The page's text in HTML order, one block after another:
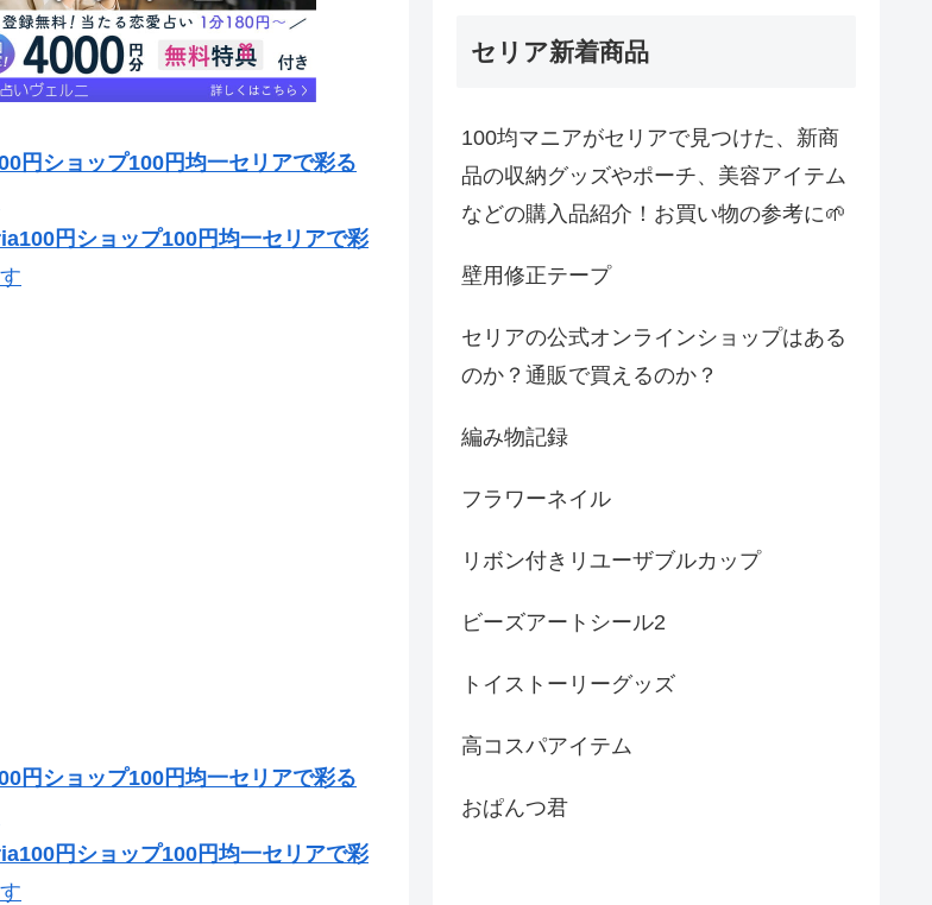
円ショップ100円均一セリアで彩る
円ショップ100円均一セリアで彩
円ショップ100円均一セリアで彩る
円ショップ100円均一セリアで彩
セリア新着商品
100均マニアがセリアで見つけた、新商
品の収納グッズやポーチ、美容アイテム
などの購入品紹介！お買い物の参考に🌱
壁用修正テープ
セリアの公式オンラインショップはある
のか？通販で買えるのか？
編み物記録
フラワーネイル
リボン付きリユーザブルカップ
ビーズアートシール2
トイストーリーグッズ
高コスパアイテム
おぱんつ君